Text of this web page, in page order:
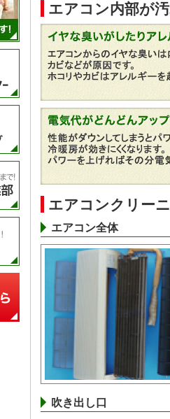
エアコン内部が
エアコンクリー
エアコン全体
吹き出し口
住まいのコーディネーター
エアコンのクリーニング
電気設備事業部
物流事業部
お問い合わせフォーム